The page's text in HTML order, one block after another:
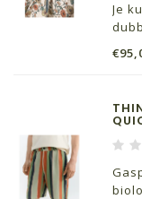
Je
en